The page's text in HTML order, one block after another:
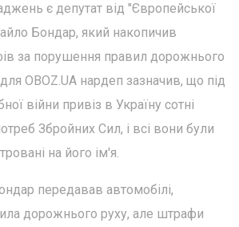
є депутат від "Європейської
Бондар, який накопичив
за порушення правил дорожнього
OBOZ.UA нардеп зазначив, що під
війни привіз в Україну сотні
Збройних Сил, і всі вони були
на його ім'я.
передавав автомобілі,
дорожнього руху, але штрафи